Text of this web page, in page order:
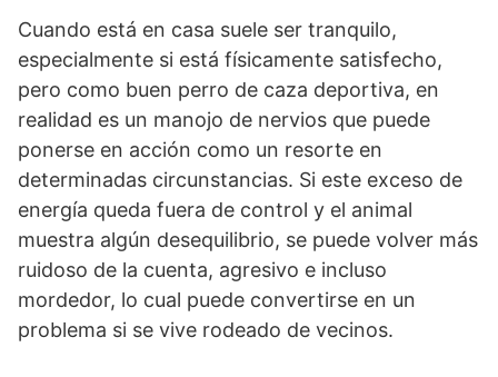
Cuando está en casa suele ser tranquilo,
especialmente si está físicamente satisfecho,
pero como buen perro de caza deportiva, en
realidad es un manojo de nervios que puede
ponerse en acción como un resorte en
determinadas circunstancias. Si este exceso de
energía queda fuera de control y el animal
muestra algún desequilibrio, se puede volver más
ruidoso de la cuenta, agresivo e incluso
mordedor, lo cual puede convertirse en un
problema si se vive rodeado de vecinos.